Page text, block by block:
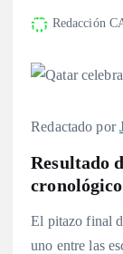
Redacción
Redactado por
Resultado
cronológico
El pitazo final
uno entre las